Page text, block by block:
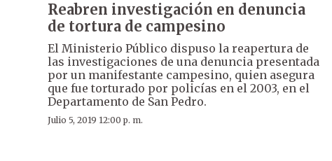
Reabren investigación en denuncia
de tortura de campesino
El Ministerio Público dispuso la reapertura de
las investigaciones de una denuncia presentada
por un manifestante campesino, quien asegura
que fue torturado por policías en el 2003, en el
Departamento de San Pedro.
Julio 5, 2019 12:00 p. m.